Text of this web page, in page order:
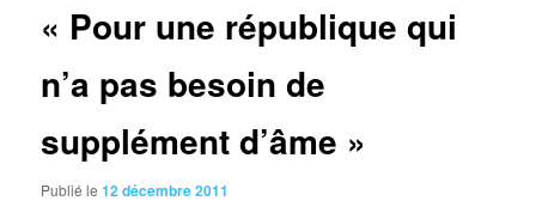
« Pour une république qui
n’a pas besoin de
supplément d’âme »
Publié le12 décembre 2011